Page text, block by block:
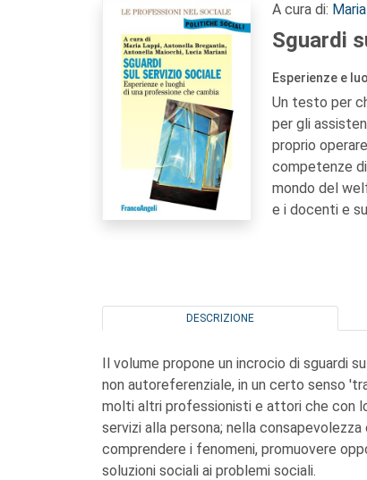
A cura di:
Sguardi
Esperienze e
Un testo per
per gli
proprio
competenze
mondo del
e i docenti e
DESCRIZIONE
Il volume propone un incrocio di sguardi
non autoreferenziale, in un certo senso
molti altri professionisti e attori che con
servizi alla persona; nella
comprendere i fenomeni, promuovere
soluzioni sociali ai problemi sociali.